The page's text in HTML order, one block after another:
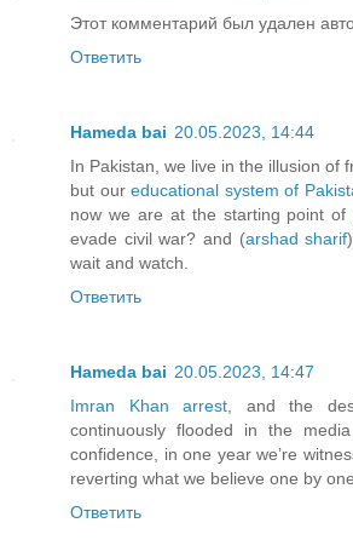
Этот комментарий был удален
Ответить
Hameda bai 20.05.2023, 14:44
In Pakistan, we live in the illusion of
but oureducational system of
now we are at the starting point of
evade civil war? and (arshad sharif
wait and watch.
Ответить
Hameda bai 20.05.2023, 14:47
Imran Khan arrest , and the
continuously flooded in the
confidence, in one year we’re
reverting what we believe one by one.
Ответить